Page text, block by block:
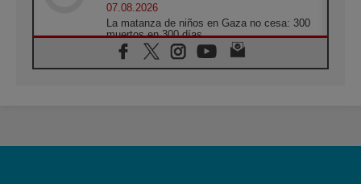
07.08.2026
La matanza de niños en Gaza no cesa: 300
muertos en 300 días
07.08.2026
Tagle: La guerra desfigura el mundo, solo la